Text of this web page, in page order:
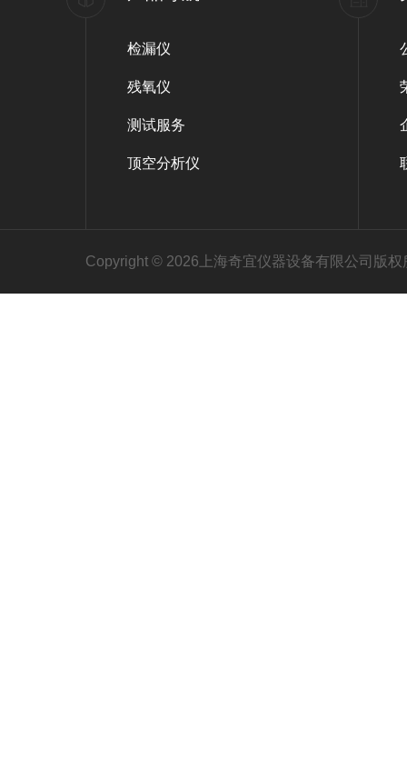
检漏仪
残氧仪
测试服务
顶空分析仪
Copyright © 2026上海奇宜仪器设备有限公司版